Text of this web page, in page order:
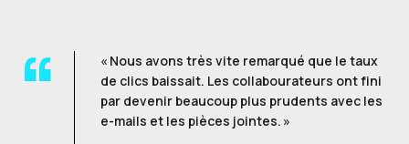
« Nous avons très vite remarqué que le taux
de clics baissait. Les collabourateurs ont fini
par devenir beaucoup plus prudents avec les
e-mails et les pièces jointes. »